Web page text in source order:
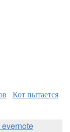
Кот пытается
evernote